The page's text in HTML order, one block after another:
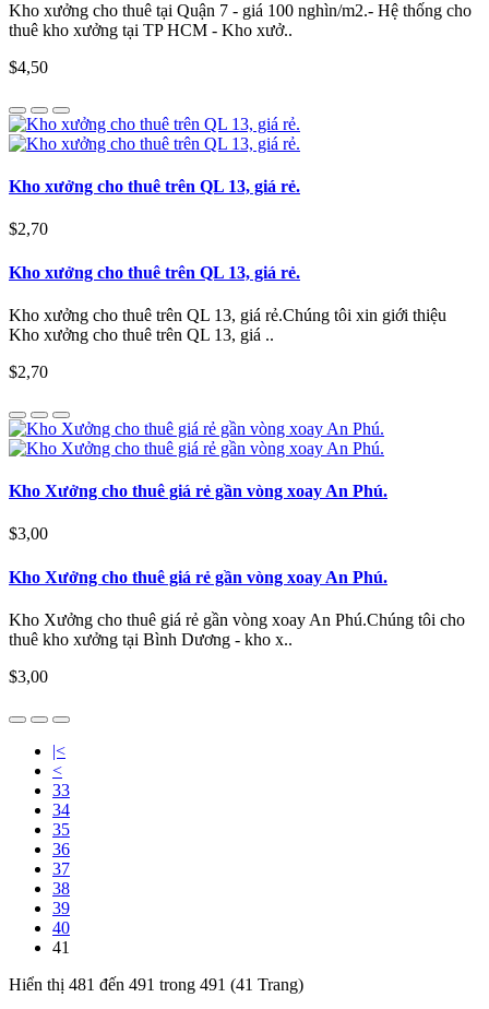
Kho xưởng cho thuê tại Quận 7 - giá 100 nghìn/m2.- Hệ thống cho
thuê kho xưởng tại TP HCM - Kho xưở..
$4,50
Kho xưởng cho thuê trên QL 13, giá rẻ.
$2,70
Kho xưởng cho thuê trên QL 13, giá rẻ.
Kho xưởng cho thuê trên QL 13, giá rẻ.Chúng tôi xin giới thiệu
Kho xưởng cho thuê trên QL 13, giá ..
$2,70
Kho Xưởng cho thuê giá rẻ gần vòng xoay An Phú.
$3,00
Kho Xưởng cho thuê giá rẻ gần vòng xoay An Phú.
Kho Xưởng cho thuê giá rẻ gần vòng xoay An Phú.Chúng tôi cho
thuê kho xưởng tại Bình Dương - kho x..
$3,00
|<
<
33
34
35
36
37
38
39
40
41
Hiển thị 481 đến 491 trong 491 (41 Trang)